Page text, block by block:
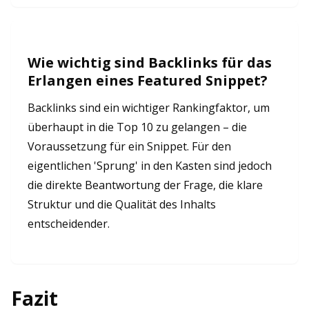
Wie wichtig sind Backlinks für das
Erlangen eines Featured Snippet?
Backlinks sind ein wichtiger Rankingfaktor, um
überhaupt in die Top 10 zu gelangen – die
Voraussetzung für ein Snippet. Für den
eigentlichen 'Sprung' in den Kasten sind jedoch
die direkte Beantwortung der Frage, die klare
Struktur und die Qualität des Inhalts
entscheidender.
Fazit